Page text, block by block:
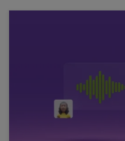
为什么 CVE 属于框架和